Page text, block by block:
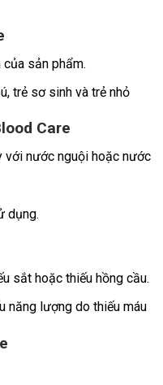
sản phẩm.
trẻ sơ sinh và trẻ nhỏ
Care
với nước nguội hoặc nước
dụng.
sắt hoặc thiếu hồng cầu.
năng lượng do thiếu máu